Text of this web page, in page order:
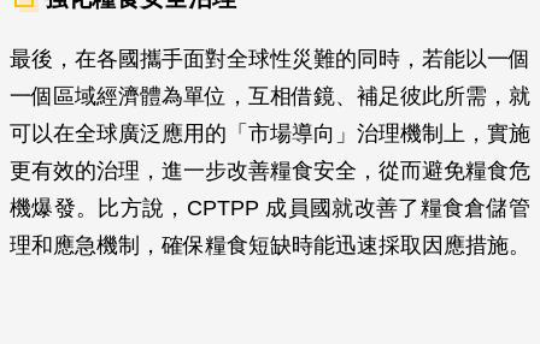
最後，在各國攜手面對全球性災難的同時，若能以一個
一個區域經濟體為單位，互相借鏡、補足彼此所需，就
可以在全球廣泛應用的「市場導向」治理機制上，實施
更有效的治理，進一步改善糧食安全，從而避免糧食危
機爆發。比方說，CPTPP 成員國就改善了糧食倉儲管
理和應急機制，確保糧食短缺時能迅速採取因應措施。